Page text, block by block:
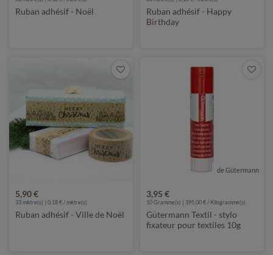
Ruban adhésif - Noël
Ruban adhésif - Happy
Birthday
5,90 €
33mètre(s) | 0,18 € / mètre(s)
Ruban adhésif - Ville de Noël
de Gütermann
3,95 €
10 Gramme(s) | 395,00 € / Kilogramme(s)
Gütermann Textil - stylo
fixateur pour textiles 10g